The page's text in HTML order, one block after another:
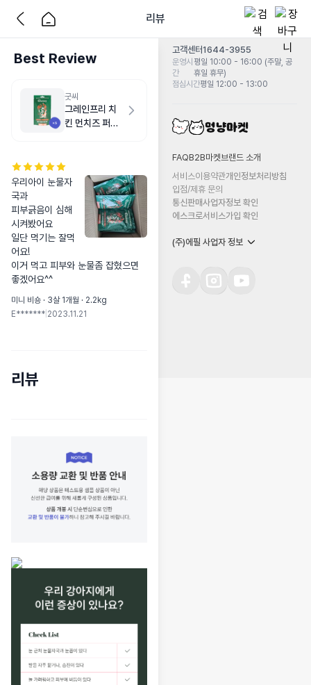
리뷰
Best Review
굿씨
그레인프리 치
킨 먼치즈 퍼피
우리아이 눈물자
국과
피부긁음이 심해
시켜봤어요
일단 먹기는 잘먹
어요!
이거 먹고 피부와 눈물좀 잡혔으면
좋겠어요^^
미니 비숑 · 3살 1개월 · 2.2kg
E******* 2023.11.21
리뷰
고객센터1644-3955
운영시
간
평일 10:00 - 16:00 (주말, 공
휴일 휴무)
점심시간평일 12:00 - 13:00
FAQB2B마켓 브랜드 소개
서비스이용약관개인정보처리방침
입점/제휴 문의
통신판매사업자정보 확인
에스크로서비스가입 확인
(주)에필 사업자 정보